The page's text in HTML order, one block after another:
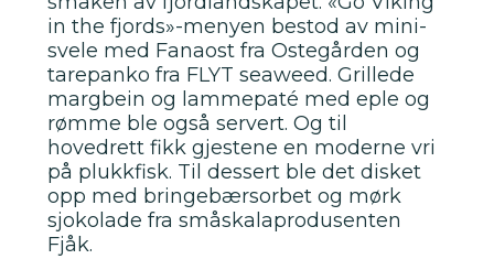
in the fjords»-menyen bestod av mini-
svele med Fanaost fra Ostegården og
tarepanko fra FLYT seaweed. Grillede
margbein og lammepaté med eple og
rømme ble også servert. Og til
hovedrett fikk gjestene en moderne vri
på plukkfisk. Til dessert ble det disket
opp med bringebærsorbet og mørk
sjokolade fra småskalaprodusenten
Fjåk.